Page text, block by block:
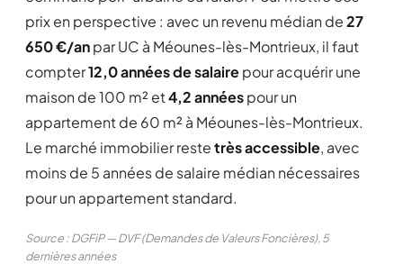
prix en perspective : avec un revenu médian de27
650 €/anpar UC à Méounes-lès-Montrieux, il faut
compter12,0 années de salairepour acquérir une
maison de 100 m² et4,2 annéespour un
appartement de 60 m² à Méounes-lès-Montrieux.
Le marché immobilier restetrès accessible, avec
moins de 5 années de salaire médian nécessaires
pour un appartement standard.
Source : DGFiP — DVF (Demandes de Valeurs Foncières), 5
dernières années